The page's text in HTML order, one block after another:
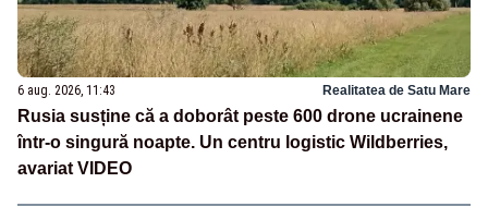
6 aug. 2026, 11:43 Realitatea de Satu Mare
Rusia susține că a doborât peste 600 drone ucrainene
într-o singură noapte. Un centru logistic Wildberries,
avariat VIDEO